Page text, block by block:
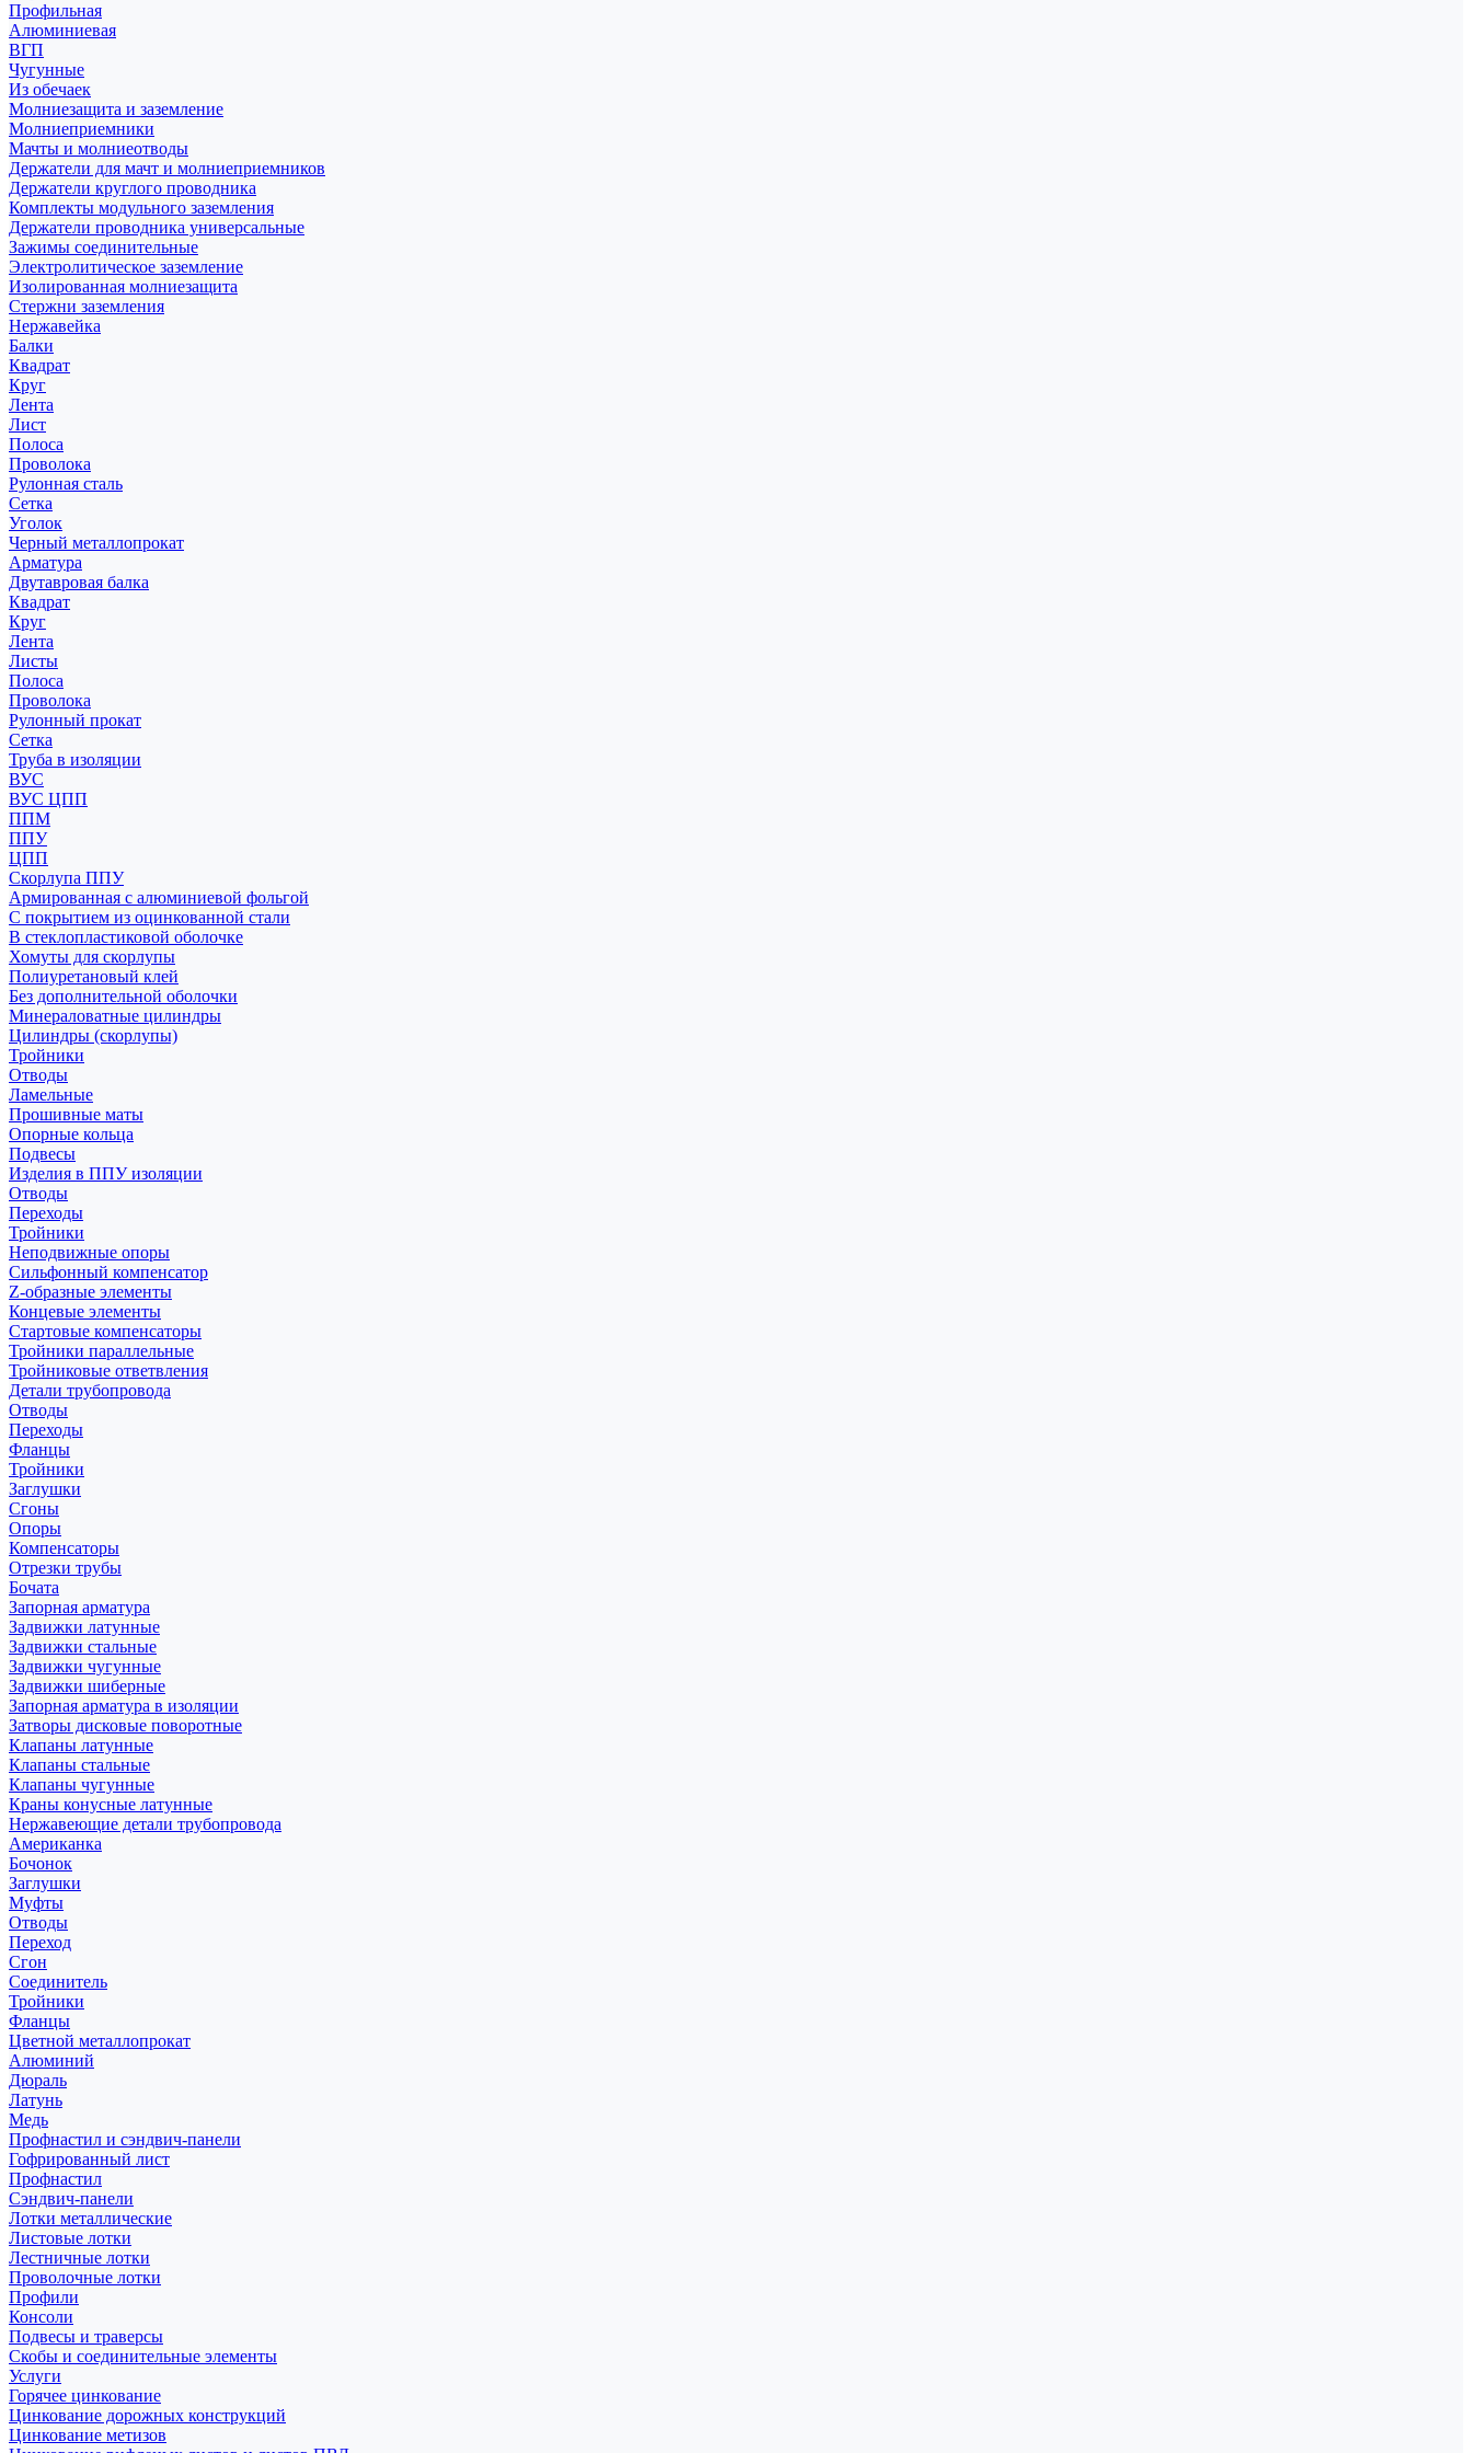
Профильная
Алюминиевая
ВГП
Чугунные
Из обечаек
Молниезащита и заземление
Молниеприемники
Мачты и молниеотводы
Держатели для мачт и молниеприемников
Держатели круглого проводника
Комплекты модульного заземления
Держатели проводника универсальные
Зажимы соединительные
Электролитическое заземление
Изолированная молниезащита
Стержни заземления
Нержавейка
Балки
Квадрат
Круг
Лента
Лист
Полоса
Проволока
Рулонная сталь
Сетка
Уголок
Черный металлопрокат
Арматура
Двутавровая балка
Квадрат
Круг
Лента
Листы
Полоса
Проволока
Рулонный прокат
Сетка
Труба в изоляции
ВУС
ВУС ЦПП
ППМ
ППУ
ЦПП
Скорлупа ППУ
Армированная с алюминиевой фольгой
С покрытием из оцинкованной стали
В стеклопластиковой оболочке
Хомуты для скорлупы
Полиуретановый клей
Без дополнительной оболочки
Минераловатные цилиндры
Цилиндры (скорлупы)
Тройники
Отводы
Ламельные
Прошивные маты
Опорные кольца
Подвесы
Изделия в ППУ изоляции
Отводы
Переходы
Тройники
Неподвижные опоры
Cильфонный компенсатор
Z-образные элементы
Концевые элементы
Стартовые компенсаторы
Тройники параллельные
Тройниковые ответвления
Детали трубопровода
Отводы
Переходы
Фланцы
Тройники
Заглушки
Сгоны
Опоры
Компенсаторы
Отрезки трубы
Бочата
Запорная арматура
Задвижки латунные
Задвижки стальные
Задвижки чугунные
Задвижки шиберные
Запорная арматура в изоляции
Затворы дисковые поворотные
Клапаны латунные
Клапаны стальные
Клапаны чугунные
Краны конусные латунные
Нержавеющие детали трубопровода
Американка
Бочонок
Заглушки
Муфты
Отводы
Переход
Сгон
Соединитель
Тройники
Фланцы
Цветной металлопрокат
Алюминий
Дюраль
Латунь
Медь
Профнастил и сэндвич-панели
Гофрированный лист
Профнастил
Сэндвич-панели
Лотки металлические
Листовые лотки
Лестничные лотки
Проволочные лотки
Профили
Консоли
Подвесы и траверсы
Скобы и соединительные элементы
Услуги
Горячее цинкование
Цинкование дорожных конструкций
Цинкование метизов